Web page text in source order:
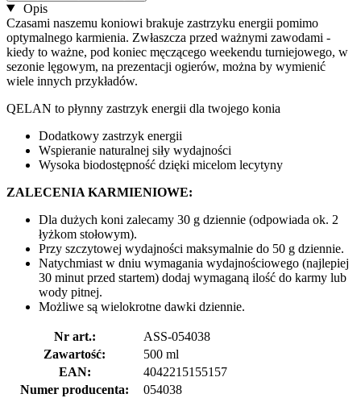
Opis
Czasami naszemu koniowi brakuje zastrzyku energii pomimo
optymalnego karmienia. Zwłaszcza przed ważnymi zawodami -
kiedy to ważne, pod koniec męczącego weekendu turniejowego, w
sezonie lęgowym, na prezentacji ogierów, można by wymienić
wiele innych przykładów.
QELAN to płynny zastrzyk energii dla twojego konia
Dodatkowy zastrzyk energii
Wspieranie naturalnej siły wydajności
Wysoka biodostępność dzięki micelom lecytyny
ZALECENIA KARMIENIOWE:
Dla dużych koni zalecamy 30 g dziennie (odpowiada ok. 2
łyżkom stołowym).
Przy szczytowej wydajności maksymalnie do 50 g dziennie.
Natychmiast w dniu wymagania wydajnościowego (najlepiej
30 minut przed startem) dodaj wymaganą ilość do karmy lub
wody pitnej.
Możliwe są wielokrotne dawki dziennie.
Nr art.:
ASS-054038
Zawartość:
500 ml
EAN:
4042215155157
Numer producenta:
054038